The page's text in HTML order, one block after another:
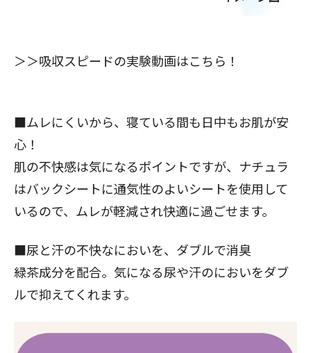
＞＞吸収スピードの実験動画はこちら！
■ムレにくいから、寝ている間も日中もお肌が安
心！
肌の不快感は気になるポイントですが、ナチュラ
はバックシートに通気性のよいシートを使用して
いるので、ムレが軽減され快適に過ごせます。
■尿と汗の不快なにおいを、ダブルで消臭
緑茶成分を配合。気になる尿や汗のにおいをダブ
ルで抑えてくれます。